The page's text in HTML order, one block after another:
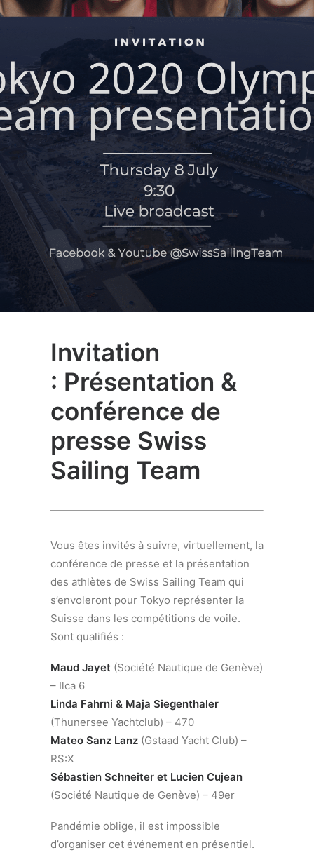
Invitation
: Présentation &
conférence de
presse Swiss
Sailing Team
Vous êtes invités à suivre, virtuellement, la
conférence de presse et la présentation
des athlètes de Swiss Sailing Team qui
s’envoleront pour Tokyo représenter la
Suisse dans les compétitions de voile.
Sont qualifiés :
Maud Jayet (Société Nautique de Genève)
– Ilca 6
Linda Fahrni & Maja Siegenthaler
(Thunersee Yachtclub) – 470
Mateo Sanz Lanz (Gstaad Yacht Club) –
RS:X
Sébastien Schneiter et Lucien Cujean
(Société Nautique de Genève) – 49er
Pandémie oblige, il est impossible
d’organiser cet événement en présentiel.